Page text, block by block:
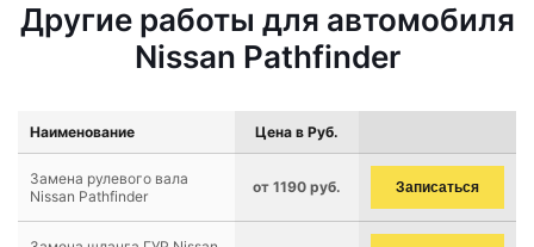
Другие работы для автомобиля
Nissan Pathfinder
Наименование Цена в Руб.
Замена рулевого вала
Nissan Pathfinder
от 1190 руб. Записаться